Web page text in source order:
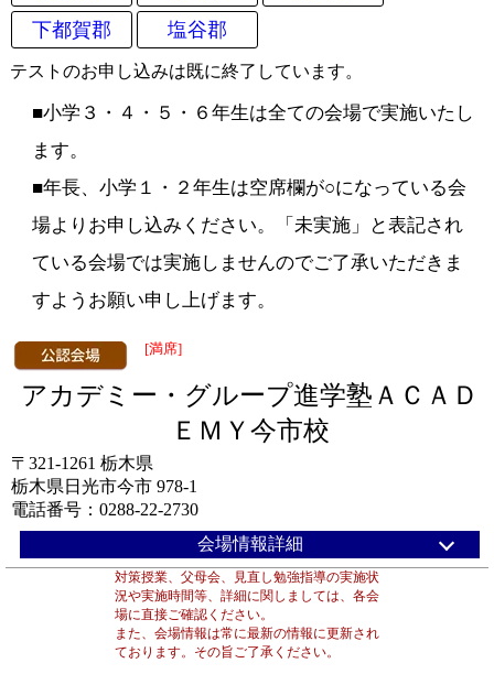
下都賀郡
塩谷郡
テストのお申し込みは既に終了しています。
■小学３・４・５・６年生は全ての会場で実施いたし
ます。
■年長、小学１・２年生は空席欄が○になっている会
場よりお申し込みください。「未実施」と表記され
ている会場では実施しませんのでご了承いただきま
すようお願い申し上げます。
[満席]
アカデミー・グループ進学塾ＡＣＡＤ
ＥＭＹ今市校
〒321-1261 栃木県
栃木県日光市今市 978-1
電話番号：0288-22-2730
会場情報詳細
対策授業、父母会、見直し勉強指導の実施状
況や実施時間等、詳細に関しましては、各会
場に直接ご確認ください。
また、会場情報は常に最新の情報に更新され
ております。その旨ご了承ください。